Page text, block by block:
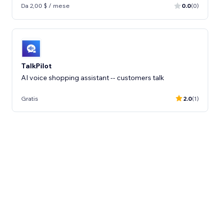
Da 2,00 $ / mese 0.0(0)
TalkPilot
AI voice shopping assistant -- customers talk
Gratis 2.0(1)